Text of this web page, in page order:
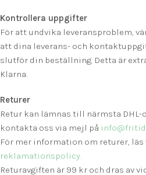
Kontrollera uppgifter
För att undvika leveransproblem,
att dina leverans- och
slutför din beställning. Detta är
Klarna.
Returer
Retur kan lämnas till närmsta DHL-
kontakta oss via mejl på
För mer information om returer, läs
reklamationspolicy.
Returavgiften är 99 kr och dras av